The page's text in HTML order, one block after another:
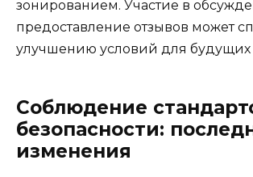
зонированием. Участие в
предоставление отзывов может
улучшению условий для будущих
Соблюдение
безопасности:
изменения